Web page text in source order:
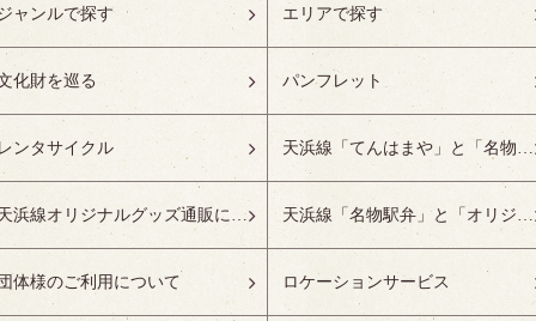
ャンルで探す エリアで探す
化財を巡る パンフレット
ンタサイクル 天浜線「てんはまや」と「名物駅弁」について
天浜線オリジナルグッズ通販について 天浜線「名物駅弁」と「オリジナルグッズ」
体様のご利用について ロケーションサービス